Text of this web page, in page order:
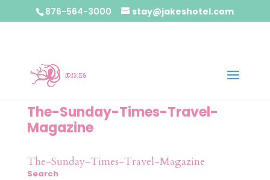
876-564-3000 stay@jakeshotel.com
The-Sunday-Times-Travel-
Magazine
The-Sunday-Times-Travel-Magazine
Search